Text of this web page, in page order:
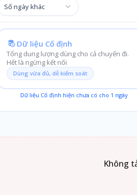
Số ngày khác
Dữ liệu Cố định
Tổng dung lượng dùng cho cả chuyến đi.
Hết là ngừng kết nối
Dùng vừa đủ, dễ kiểm soát
Dữ liệu Cố định hiện chưa có cho 1 ngày
Không